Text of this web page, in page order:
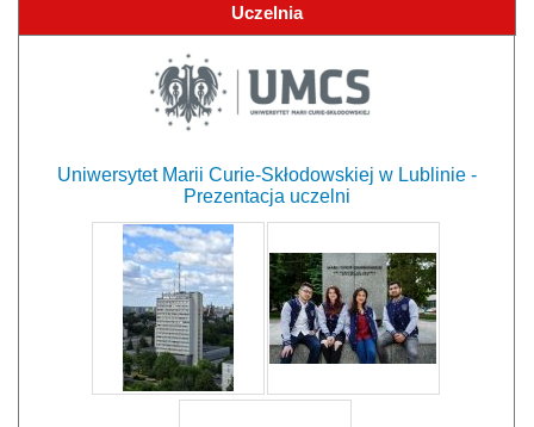
Uczelnia
Uniwersytet Marii Curie-Skłodowskiej w Lublinie -
Prezentacja uczelni